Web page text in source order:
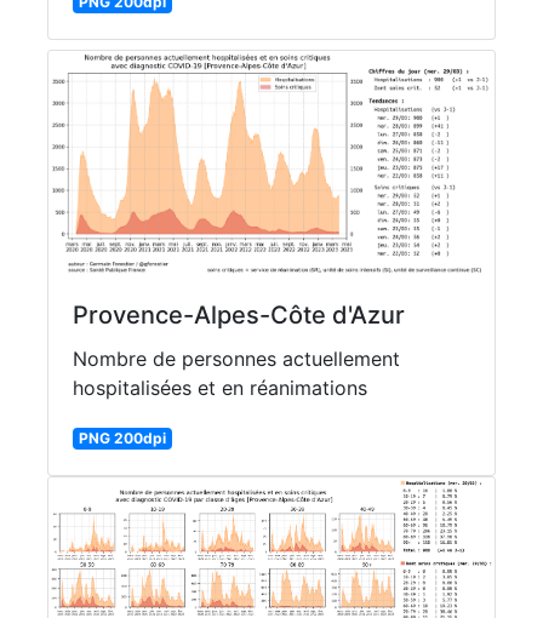
Provence-Alpes-Côte d'Azur
Nombre de personnes actuellement
hospitalisées et en réanimations
PNG 200dpi